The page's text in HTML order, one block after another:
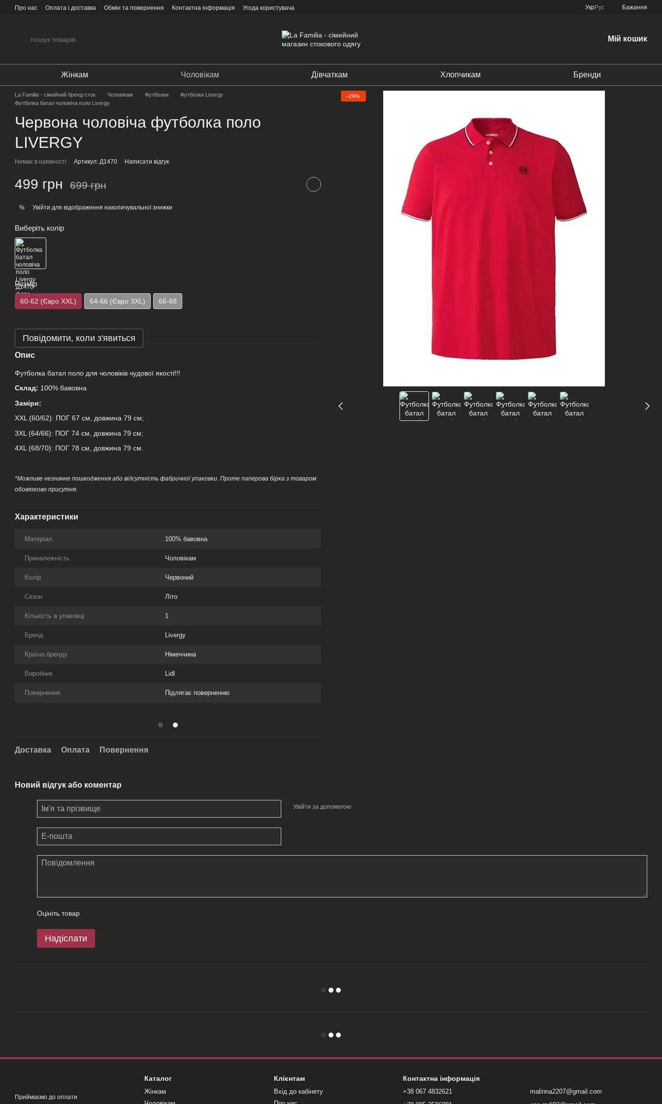
Перейти до основного контенту
Про нас Оплата і доставка Обмін та повернення Контактна інформація Угода користувача УкрРус Бажання
Мій кошик
Жінкам Чоловікам Дівчаткам Хлопчикам Бренди
La Familia - сімейний бренд-сток Чоловікам Футболки
Футболки Livergy
Футболка батал чоловіча поло Livergy
Червона чоловіча футболка поло
LIVERGY
Немає в наявності Артикул: Д1470 Написати відгук
499 грн 699 грн
% Увійти для відображення накопичувальної знижки
Виберіть колір
Розмір
60-62 (Євро XXL) 64-66 (Євро 3XL) 66-68
Повідомити, коли з'явиться
Опис
Футболка батал поло для чоловіків чудової якості!!!
Склад: 100% бавовна
Заміри:
XXL (60/62): ПОГ 67 см, довжина 79 см;
3XL (64/66): ПОГ 74 см, довжина 79 см;
4XL (68/70): ПОГ 78 см, довжина 79 см.
*Можливе незначне пошкодження або відсутність фабричної упаковки. Проте паперова бірка з товаром
обовязково присутня.
Характеристики
Матеріал 100% бавовна
Приналежність Чоловікам
Колір Червоний
Сезон Літо
Кількість в упаковці 1
Бренд Livergy
Країна бренду Німеччина
Виробник Lidl
Повернення Підлягає поверненню
Доставка Оплата Повернення
−29%
Новий відгук або коментар
Увійти за допомогою
Оцініть товар
Надіслати
Приймаємо до оплати
Каталог
Жінкам
Клієнтам
Вхід до кабінету
Контактна інформація
+38 067 4832621
malinna2207@gmail.com